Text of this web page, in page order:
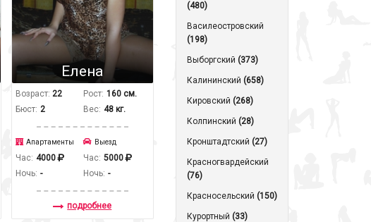
Елена
Возраст: 22
Бюст: 2
Рост: 160 см.
Вес: 48 кг.
Апартаменты
Час: 4000
Ночь: -
Выезд
Час: 5000
Ночь: -
подробнее
(480)
Василеостровский
(198)
Выборгский (373)
Калининский (658)
Кировский (268)
Колпинский (28)
Кронштадтcкий (27)
Красногвардейский
(76)
Красносельский (150)
Курортный (33)